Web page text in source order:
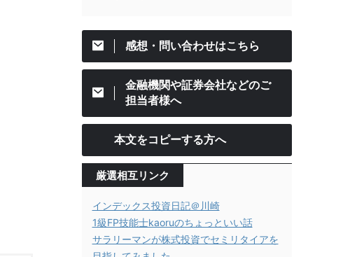
感想・問い合わせはこちら
金融機関や証券会社などのご
担当者様へ
本文をコピーする方へ
厳選相互リンク
インデックス投資日記＠川崎
1級FP技能士kaoruのちょっといい話
サラリーマンが株式投資でセミリタイアを